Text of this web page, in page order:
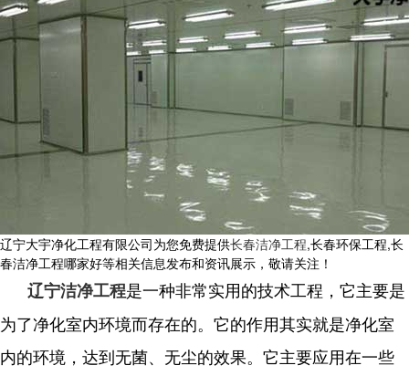
辽宁大宇净化工程有限公司为您免费提供长春洁净工程,长春环保工程,长
春洁净工程哪家好等相关信息发布和资讯展示，敬请关注！
辽宁洁净工程是一种非常实用的技术工程，它主要是
为了净化室内环境而存在的。它的作用其实就是净化室
内的环境，达到无菌、无尘的效果。它主要应用在一些